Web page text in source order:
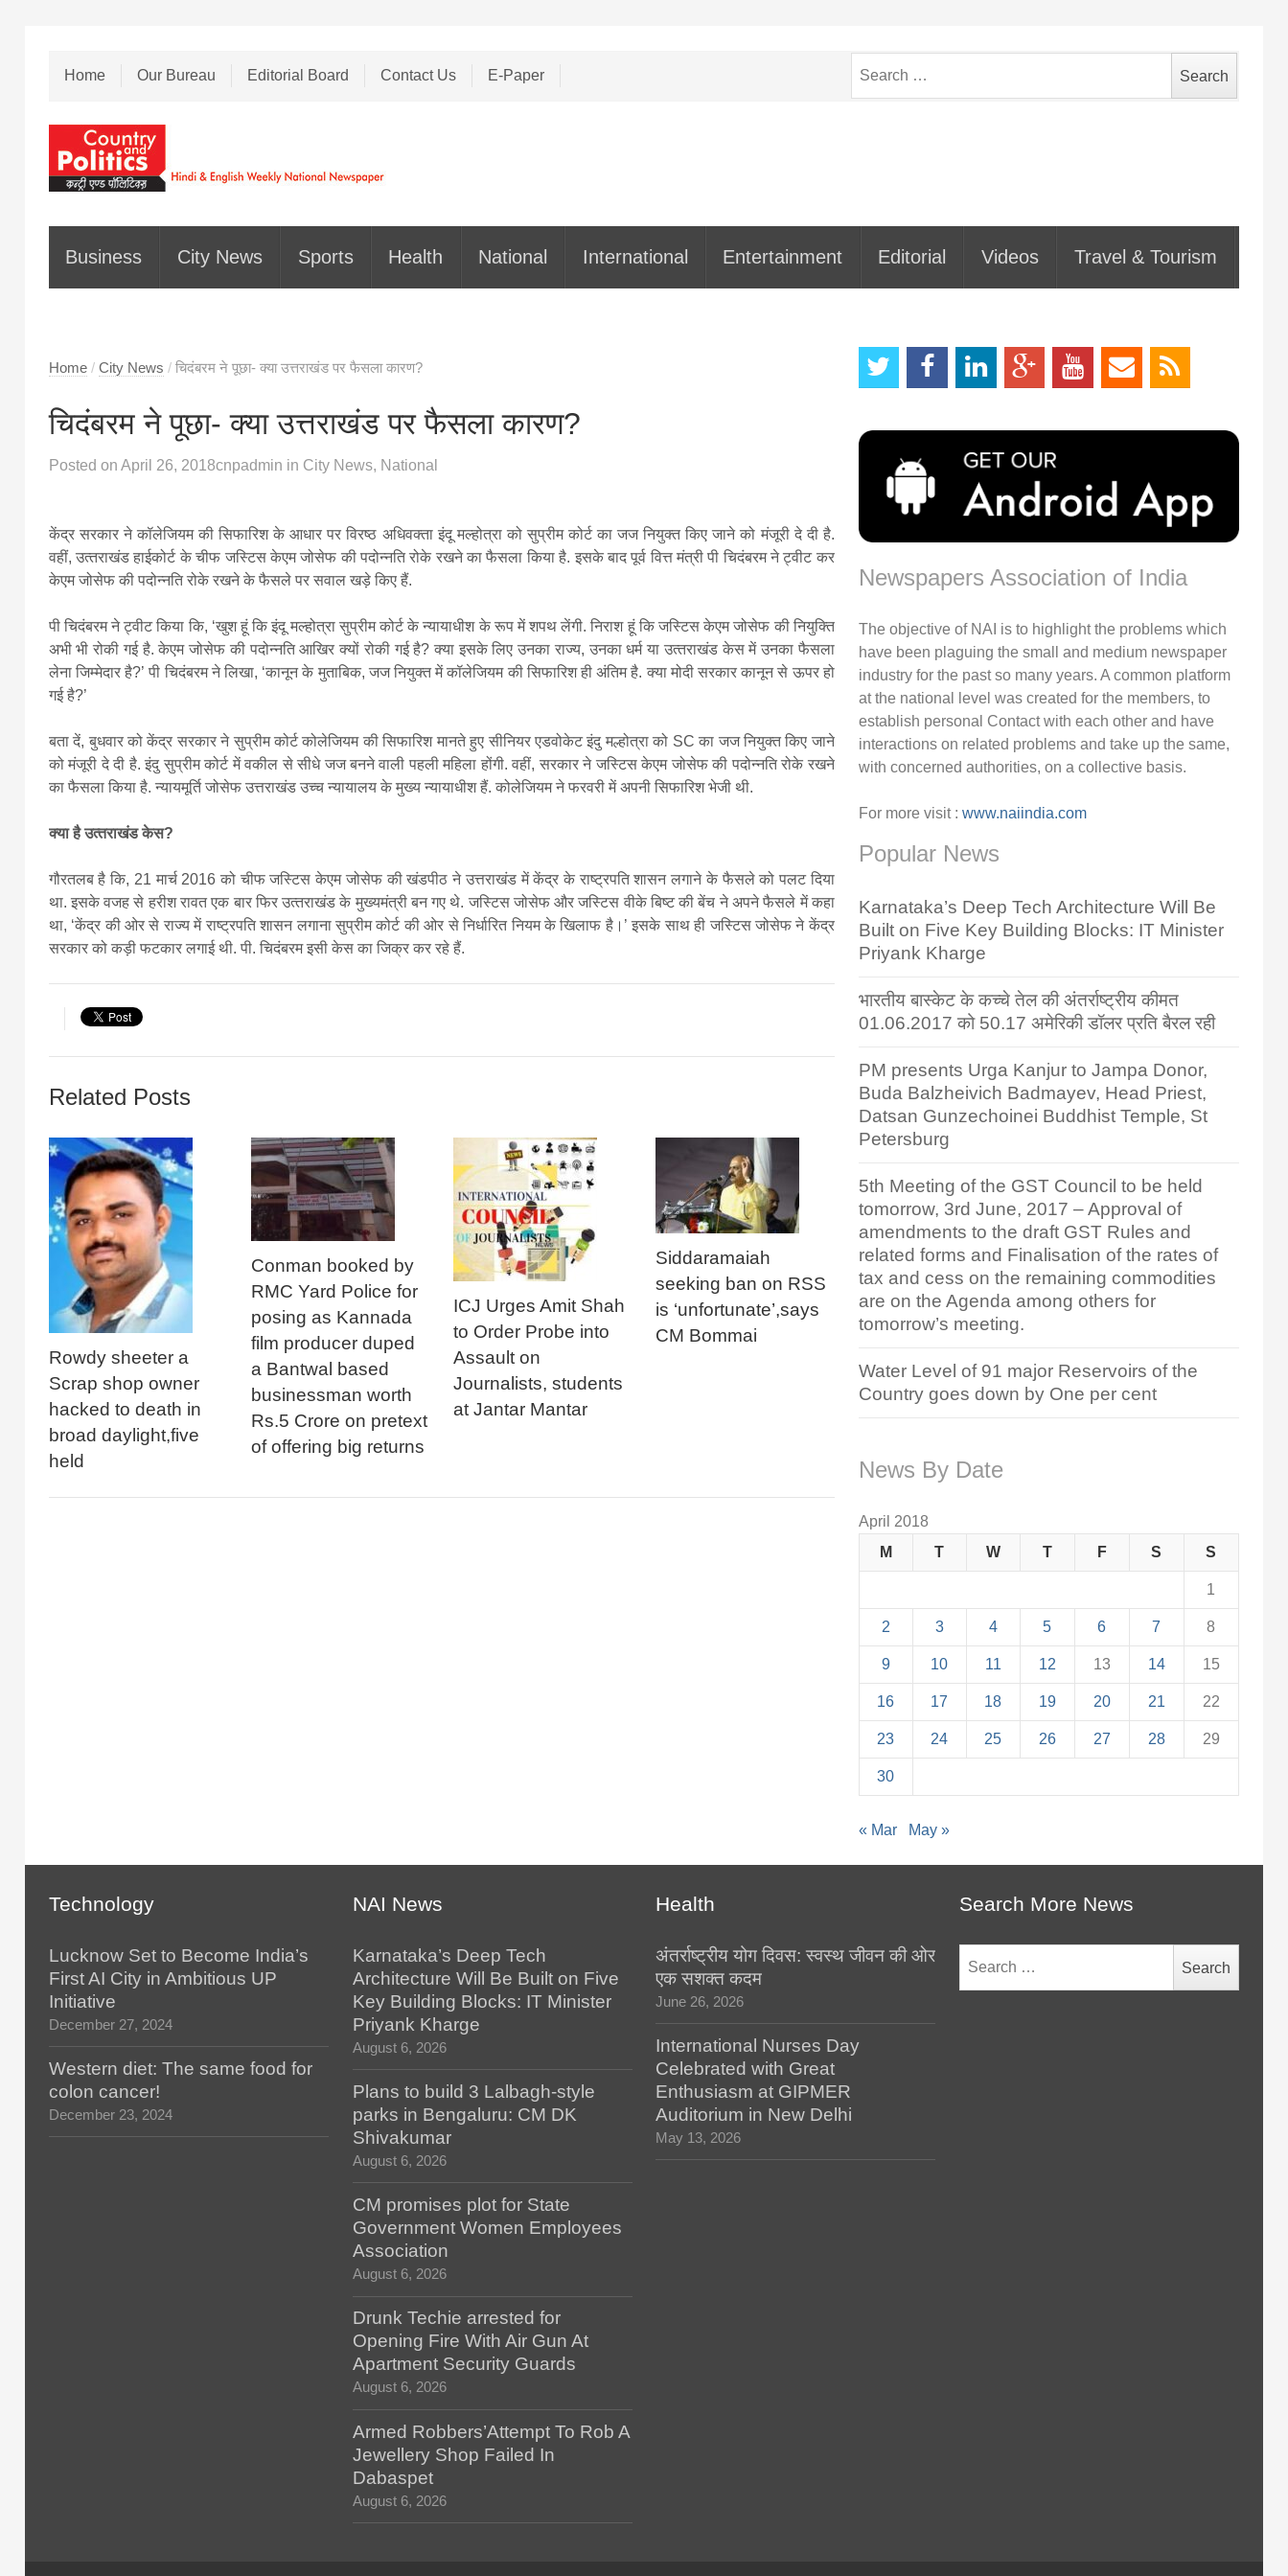
Home Our Bureau Editorial Board Contact Us E-Paper
for:
Business City News Sports Health National International Entertainment Editorial Videos Travel & Tourism
Home / City News / चिदंबरम ने पूछा- क्या उत्तराखंड पर फैसला कारण?
चिदंबरम ने पूछा- क्या उत्तराखंड पर फैसला कारण?
Posted on April 26, 2018cnpadmin in City News, National
केंद्र सरकार ने कॉलेजियम की सिफारिश के आधार पर विरष्‍ठ अधि‍वक्‍ता इंदू मल्‍होत्रा को सुप्रीम कोर्ट का जज नियुक्‍त किए जाने को मंजूरी दे दी है.
वहीं, उत्‍तराखंड हाईकोर्ट के चीफ जस्‍टिस केएम जोसेफ की पदोन्नति रोके रखने का फैसला किया है. इसके बाद पूर्व वित्त मंत्री पी चिदंबरम ने ट्वीट कर
केएम जोसेफ की पदोन्नति रोके रखने के फैसले पर सवाल खड़े किए हैं.
पी चिदंबरम ने ट्वीट किया कि, ‘खुश हूं कि इंदू मल्‍होत्रा ​सुप्रीम कोर्ट के न्यायाधीश के रूप में शपथ लेंगी. निराश हूं कि जस्‍ट‍िस केएम जोसेफ की नियुक्ति
अभी भी रोकी गई है. केएम जोसेफ की पदोन्नति आखिर क्‍यों रोकी गई है? क्‍या इसके लिए उनका राज्‍य, उनका धर्म या उत्‍तराखंड केस में उनका फैसला
लेना जिम्‍मेदार है?’ पी चिदंबरम ने लिखा, ‘कानून के मुताबिक, जज नियुक्‍त में कॉलेजियम की सिफारिश ही अंतिम है. क्‍या मोदी सरकार कानून से ऊपर हो
गई है?’
बता दें, बुधवार को केंद्र सरकार ने सुप्रीम कोर्ट कोलेजियम की सिफारिश मानते हुए सीनियर एडवोकेट इंदु मल्होत्रा को SC का जज नियुक्‍त किए जाने
को मंजूरी दे दी है. इंदु सुप्रीम कोर्ट में वकील से सीधे जज बनने वाली पहली महिला होंगी. वहीं, सरकार ने जस्‍ट‍िस केएम जोसेफ की पदोन्नति रोके रखने
का फैसला किया है. न्यायमूर्ति जोसेफ उत्तराखंड उच्च न्यायालय के मुख्य न्यायाधीश हैं. कोलेजियम ने फरवरी में अपनी सिफारिश भेजी थी.
क्‍या है उत्‍तराखंड केस?
गौरतलब है कि, 21 मार्च 2016 को चीफ जस्टिस केएम जोसेफ की खंडपीठ ने उत्तराखंड में केंद्र के राष्ट्रपति शासन लगाने के फैसले को पलट दिया
था. इसके वजह से हरीश रावत एक बार फिर उत्‍तराखंड के मुख्‍यमंत्री बन गए थे. जस्टि‍स जोसेफ और जस्ट‍िस वीके बिष्ट की बेंच ने अपने फैसले में कहा
था, ‘केंद्र की ओर से राज्य में राष्‍ट्रपति शासन लगाना सुप्रीम कोर्ट की ओर से निर्धारित नियम के खिलाफ है।’ इसके साथ ही जस्ट‍िस जोसेफ ने केंद्र
सरकार को कड़ी फटकार लगाई थी. पी. चिदंबरम इसी केस का जिक्र कर रहे हैं.
Related Posts
Rowdy sheeter a
Scrap shop owner
hacked to death in
broad daylight,five
held
Conman booked by
RMC Yard Police for
posing as Kannada
film producer duped
a Bantwal based
businessman worth
Rs.5 Crore on pretext
of offering big returns
ICJ Urges Amit Shah
to Order Probe into
Assault on
Journalists, students
at Jantar Mantar
Siddaramaiah
seeking ban on RSS
is ‘unfortunate’,says
CM Bommai
Newspapers Association of India
The objective of NAI is to highlight the problems which
have been plaguing the small and medium newspaper
industry for the past so many years. A common platform
at the national level was created for the members, to
establish personal Contact with each other and have
interactions on related problems and take up the same,
with concerned authorities, on a collective basis.
For more visit : www.naiindia.com
Popular News
Karnataka’s Deep Tech Architecture Will Be
Built on Five Key Building Blocks: IT Minister
Priyank Kharge
भारतीय बास्केट के कच्चे तेल की अंतर्राष्ट्रीय कीमत
01.06.2017 को 50.17 अमेरिकी डॉलर प्रति बैरल रही
PM presents Urga Kanjur to Jampa Donor,
Buda Balzheivich Badmayev, Head Priest,
Datsan Gunzechoinei Buddhist Temple, St
Petersburg
5th Meeting of the GST Council to be held
tomorrow, 3rd June, 2017 – Approval of
amendments to the draft GST Rules and
related forms and Finalisation of the rates of
tax and cess on the remaining commodities
are on the Agenda among others for
tomorrow’s meeting.
Water Level of 91 major Reservoirs of the
Country goes down by One per cent
News By Date
April 2018
M
T W T F S S
1
2 3 4 5 6 7 8
9 10 11 12 13 14 15
16 17 18 19 20 21 22
23 24 25 26 27 28 29
30
« Mar May »
Technology
Lucknow Set to Become India’s
First AI City in Ambitious UP
Initiative
December 27, 2024
Western diet: The same food for
colon cancer!
December 23, 2024
NAI News
Karnataka’s Deep Tech
Architecture Will Be Built on Five
Key Building Blocks: IT Minister
Priyank Kharge
August 6, 2026
Plans to build 3 Lalbagh-style
parks in Bengaluru: CM DK
Shivakumar
August 6, 2026
CM promises plot for State
Government Women Employees
Association
August 6, 2026
Drunk Techie arrested for
Opening Fire With Air Gun At
Apartment Security Guards
August 6, 2026
Armed Robbers’Attempt To Rob A
Jewellery Shop Failed In
Dabaspet
August 6, 2026
Health
अंतर्राष्ट्रीय योग दिवस: स्वस्थ जीवन की ओर
एक सशक्त कदम
June 26, 2026
International Nurses Day
Celebrated with Great
Enthusiasm at GIPMER
Auditorium in New Delhi
May 13, 2026
Search More News
for: